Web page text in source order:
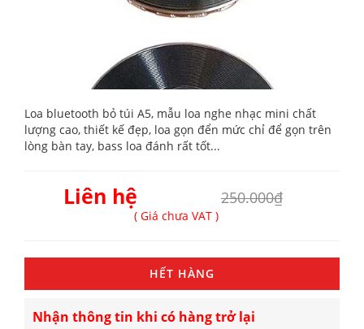
Loa bluetooth bỏ túi A5, mẫu loa nghe nhạc mini chất
lượng cao, thiết kế đẹp, loa gọn đển mức chỉ để gọn trên
lòng bàn tay, bass loa đánh rất tốt...
Liên hệ 250.000₫
( Giá chưa VAT )
HẾT HÀNG
Nhận thông tin khi có hàng trở lại